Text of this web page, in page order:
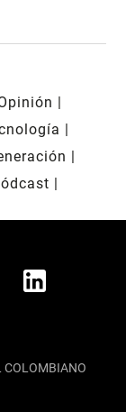
COLOMBIANO